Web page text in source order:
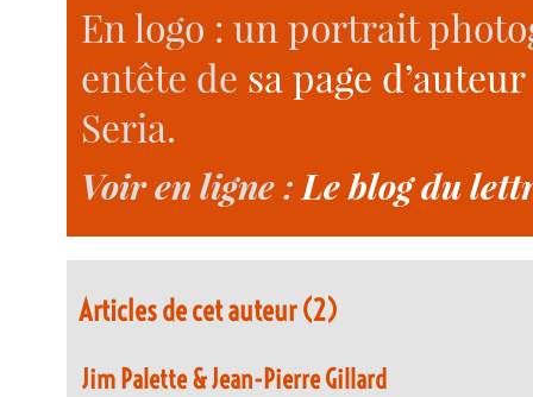
En logo : un portrait
entête de sa page d’auteur
Seria.
Voir en ligne : Le blog du
Articles de cet auteur (2)
Jim Palette & Jean-Pierre Gillard